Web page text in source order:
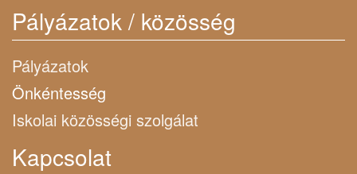
Pályázatok / közösség
Pályázatok
Önkéntesség
Iskolai közösségi szolgálat
Kapcsolat